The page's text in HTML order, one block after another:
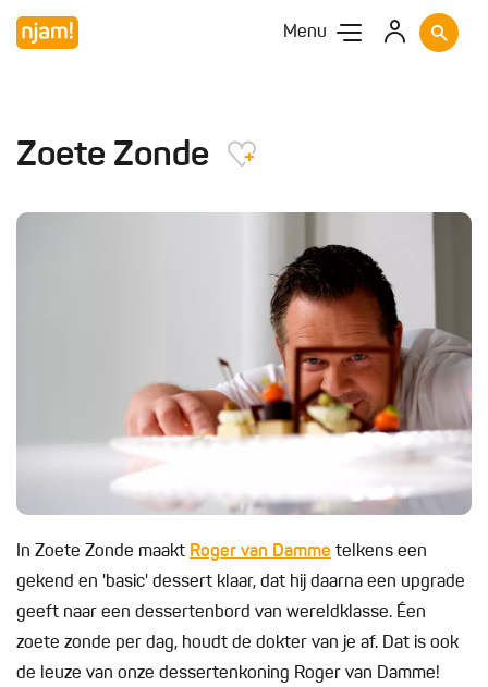
Menu
Zoete Zonde
In Zoete Zonde maakt Roger van Damme telkens een
gekend en 'basic' dessert klaar, dat hij daarna een upgrade
geeft naar een dessertenbord van wereldklasse. Éen
zoete zonde per dag, houdt de dokter van je af. Dat is ook
de leuze van onze dessertenkoning Roger van Damme!